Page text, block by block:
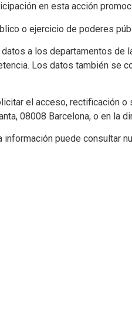
en esta acción
o ejercicio de poderes
a los departamentos de
Los datos también se
el acceso, rectificación o
08008 Barcelona, ​​o en la
información puede consultar